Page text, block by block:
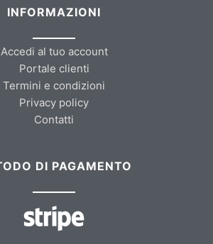
INFORMAZIONI
Accedi al tuo account
Portale clienti
Termini e condizioni
Privacy policy
Contatti
DI PAGAMENTO